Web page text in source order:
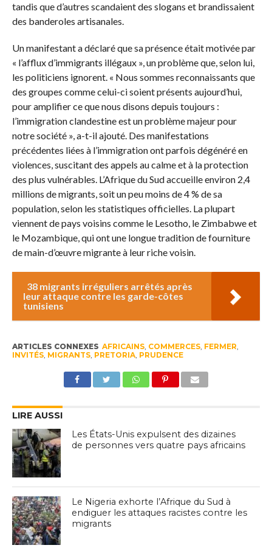
tandis que d’autres scandaient des slogans et brandissaient
des banderoles artisanales.
Un manifestant a déclaré que sa présence était motivée par
« l’afflux d’immigrants illégaux », un problème que, selon lui,
les politiciens ignorent. « Nous sommes reconnaissants que
des groupes comme celui-ci soient présents aujourd’hui,
pour amplifier ce que nous disons depuis toujours :
l’immigration clandestine est un problème majeur pour
notre société », a-t-il ajouté. Des manifestations
précédentes liées à l’immigration ont parfois dégénéré en
violences, suscitant des appels au calme et à la protection
des plus vulnérables. L’Afrique du Sud accueille environ 2,4
millions de migrants, soit un peu moins de 4 % de sa
population, selon les statistiques officielles. La plupart
viennent de pays voisins comme le Lesotho, le Zimbabwe et
le Mozambique, qui ont une longue tradition de fourniture
de main-d’œuvre migrante à leur riche voisin.
38 migrants irréguliers arrêtés après
leur attaque contre les garde-côtes
tunisiens
ARTICLES CONNEXES AFRICAINS, COMMERCES, FERMER,
INVITÉS, MIGRANTS, PRETORIA, PRUDENCE
LIRE AUSSI
Les États-Unis expulsent des dizaines
de personnes vers quatre pays africains
Le Nigeria exhorte l’Afrique du Sud à
endiguer les attaques racistes contre les
migrants